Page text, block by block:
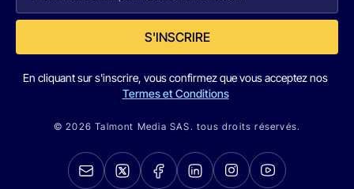
S'INSCRIRE
En cliquant sur s'inscrire, vous confirmez que vous acceptez nos
Termes et Conditions
© 2026 Talmont Media SAS. tous droits réservés.